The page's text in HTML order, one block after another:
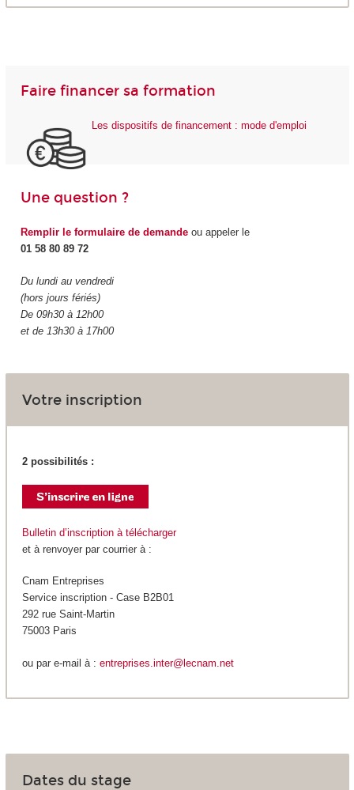
Faire financer sa formation
Les dispositifs de financement : mode d'emploi
Une question ?
Remplir le formulaire de demandeou appeler le
01 58 80 89 72
Du lundi au vendredi
(hors jours fériés)
De 09h30 à 12h00
et de 13h30 à 17h00
Votre inscription
2 possibilités :
Bulletin d’inscription à télécharger
et à renvoyer par courrier à :
Cnam Entreprises
Service inscription - Case B2B01
292 rue Saint-Martin
75003 Paris
ou par e-mail à : entreprises.inter@lecnam.net
Dates du stage